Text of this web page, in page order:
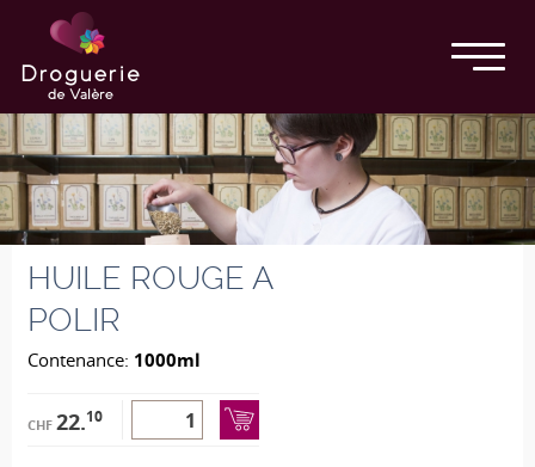
HUILE ROUGE A
POLIR
Contenance: 1000ml
CHF 22.10